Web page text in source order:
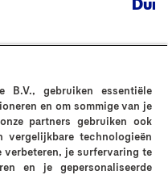
B.V., gebruiken essentiële
en om sommige van je
partners gebruiken ook
vergelijkbare technologieën
je surfervaring te
en je gepersonaliseerde